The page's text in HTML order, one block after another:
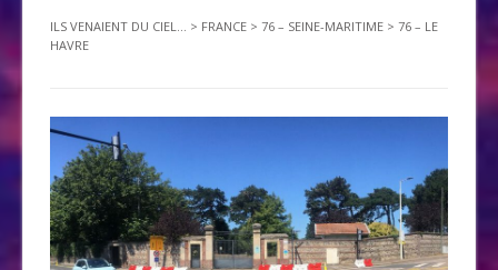
ILS VENAIENT DU CIEL... > FRANCE > 76 – SEINE-MARITIME > 76 – LE
HAVRE